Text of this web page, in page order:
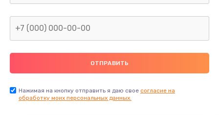
Нажимая на кнопку отправить я даю свое согласие на
обработку моих персональных данных.